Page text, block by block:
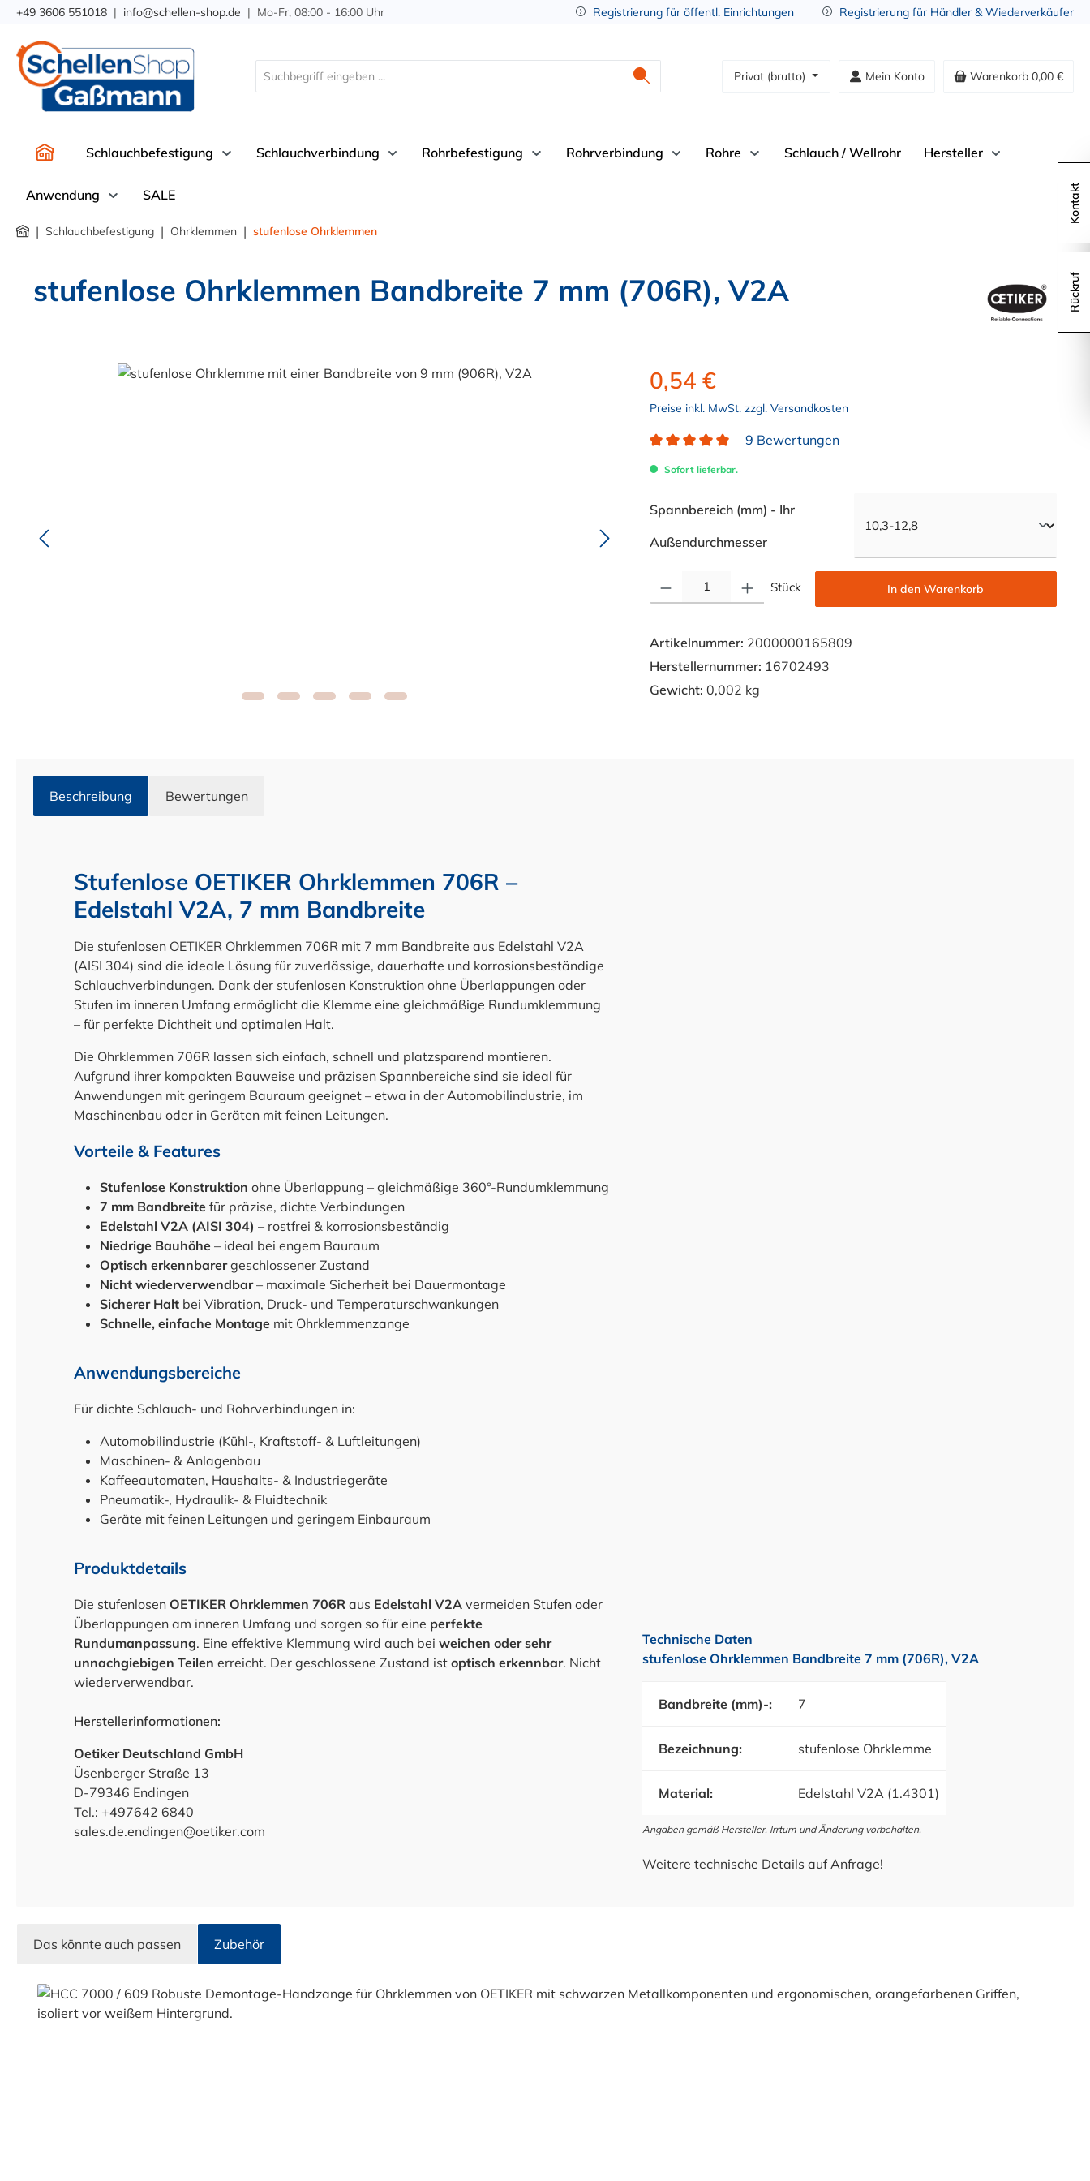
Zur Hauptnavigation springen
+49 3606 551018 | info@schellen-shop.de | Mo-Fr, 08:00 - 16:00 Uhr Registrierung für öffentl. Einrichtungen Registrierung für Händler & Wiederverkäufer
Privat (brutto) Mein Konto Warenkorb 0,00 €
Schlauchbefestigung Schlauchverbindung Rohrbefestigung Rohrverbindung Rohre Schlauch / Wellrohr Hersteller
Anwendung SALE
| Schlauchbefestigung | Ohrklemmen | stufenlose Ohrklemmen
stufenlose Ohrklemmen Bandbreite 7 mm (706R), V2A
Bildergalerie überspringen 0,54 €
Preise inkl. MwSt. zzgl. Versandkosten
9 Bewertungen
Sofort lieferbar.
Spannbereich (mm) - Ihr
Außendurchmesserauswählen
Stück In den Warenkorb
Artikelnummer: 2000000165809
Herstellernummer: 16702493
Gewicht: 0,002 kg
Beschreibung Bewertungen
Stufenlose OETIKER Ohrklemmen 706R –
Edelstahl V2A, 7 mm Bandbreite
Die stufenlosen OETIKER Ohrklemmen 706R mit 7 mm Bandbreite aus Edelstahl V2A
(AISI 304) sind die ideale Lösung für zuverlässige, dauerhafte und korrosionsbeständige
Schlauchverbindungen. Dank der stufenlosen Konstruktion ohne Überlappungen oder
Stufen im inneren Umfang ermöglicht die Klemme eine gleichmäßige Rundumklemmung
– für perfekte Dichtheit und optimalen Halt.
Die Ohrklemmen 706R lassen sich einfach, schnell und platzsparend montieren.
Aufgrund ihrer kompakten Bauweise und präzisen Spannbereiche sind sie ideal für
Anwendungen mit geringem Bauraum geeignet – etwa in der Automobilindustrie, im
Maschinenbau oder in Geräten mit feinen Leitungen.
Vorteile & Features
Stufenlose Konstruktion ohne Überlappung – gleichmäßige 360°-Rundumklemmung
7 mm Bandbreite für präzise, dichte Verbindungen
Edelstahl V2A (AISI 304) – rostfrei & korrosionsbeständig
Niedrige Bauhöhe – ideal bei engem Bauraum
Optisch erkennbarergeschlossener Zustand
Nicht wiederverwendbar– maximale Sicherheit bei Dauermontage
Sicherer Halt bei Vibration, Druck- und Temperaturschwankungen
Schnelle, einfache Montage mit Ohrklemmenzange
Anwendungsbereiche
Für dichte Schlauch- und Rohrverbindungen in:
Automobilindustrie (Kühl-, Kraftstoff- & Luftleitungen)
Maschinen- & Anlagenbau
Kaffeeautomaten, Haushalts- & Industriegeräte
Pneumatik-, Hydraulik- & Fluidtechnik
Geräte mit feinen Leitungen und geringem Einbauraum
Produktdetails
Die stufenlosen OETIKER Ohrklemmen 706R aus Edelstahl V2A vermeiden Stufen oder
Überlappungen am inneren Umfang und sorgen so für eine perfekte
Rundumanpassung. Eine effektive Klemmung wird auch bei weichen oder sehr
unnachgiebigen Teilen erreicht. Der geschlossene Zustand ist optisch erkennbar. Nicht
wiederverwendbar.
Herstellerinformationen:
Oetiker Deutschland GmbH
Üsenberger Straße 13
D-79346 Endingen
Tel.: +497642 6840
sales.de.endingen@oetiker.com
Technische Daten
stufenlose Ohrklemmen Bandbreite 7 mm (706R), V2A
Bandbreite (mm)-: 7
Bezeichnung: stufenlose Ohrklemme
Material: Edelstahl V2A (1.4301)
Angaben gemäß Hersteller. Irrtum und Änderung vorbehalten.
Weitere technische Details auf Anfrage!
Das könnte auch passen Zubehör
Produktgalerie überspringen
Kontakt
Rückruf